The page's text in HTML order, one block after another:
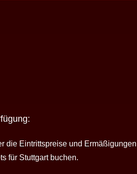
die Eintrittspreise und Ermäßigungen
für Stuttgart buchen.